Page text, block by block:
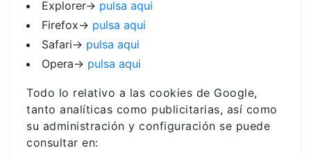
Explorer-> pulsa aqui
Firefox-> pulsa aqui
Safari-> pulsa aqui
Opera-> pulsa aqui
Todo lo relativo a las cookies de Google,
tanto analíticas como publicitarias, así como
su administración y configuración se puede
consultar en: